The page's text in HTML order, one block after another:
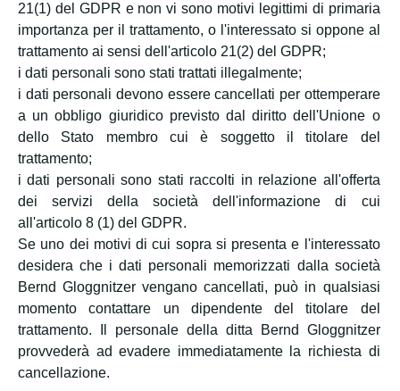
21(1) del GDPR e non vi sono motivi legittimi di primaria
importanza per il trattamento, o l'interessato si oppone al
trattamento ai sensi dell'articolo 21(2) del GDPR;
i dati personali sono stati trattati illegalmente;
i dati personali devono essere cancellati per ottemperare
a un obbligo giuridico previsto dal diritto dell'Unione o
dello Stato membro cui è soggetto il titolare del
trattamento;
i dati personali sono stati raccolti in relazione all'offerta
dei servizi della società dell'informazione di cui
all'articolo 8 (1) del GDPR.
Se uno dei motivi di cui sopra si presenta e l'interessato
desidera che i dati personali memorizzati dalla società
Bernd Gloggnitzer vengano cancellati, può in qualsiasi
momento contattare un dipendente del titolare del
trattamento. Il personale della ditta Bernd Gloggnitzer
provvederà ad evadere immediatamente la richiesta di
cancellazione.